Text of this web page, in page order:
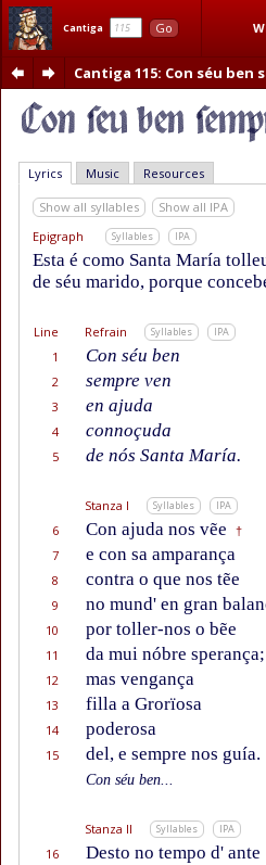
Cantiga Go
Cantiga 115: Con séu ben
Lyrics Music Resources
Show all syllables
Show all IPA
Epigraph
Syllables IPA
Esta é como Santa María
de séu marido, porque
Line Refrain Syllables IPA
1
Con séu ben
2
sempre ven
3
en ajuda
4
connoçuda
5
de nós Santa María.
Stanza I Syllables IPA
6 Con ajuda nos vẽe †
7
e con sa amparança
8
contra o que nos tẽe
9
no mund' en gran
10
por toller-nos o bẽe
11
da mui nóbre sperança;
12
mas vengança
13
filla a Grorïosa
14
poderosa
15
del, e sempre nos guía.
Con séu ben...
Stanza II Syllables IPA
16 Desto no tempo d' ante